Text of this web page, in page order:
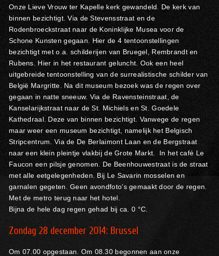
Onze Lieve Vrouw ter Kapelle kerk gewandeld. De kerk van
binnen bezichtigt. Via de Stevensstraat en de
Rodenbroeckstraat naar de Koninklijke Musea voor de
Schone Kunsten gegaan. Hier de 4 tentoonstellingen
bezichtigt met o.a. schilderijen van Bruegel, Rembrandt en
Rubens. Hier in het restaurant geluncht. Ook een heel
uitgebreide tentoonstelling van de surrealistische schilder van
België Margritte. Na dit museum bezoek was de regen over
gegaan in natte sneeuw. Via de Ravensteinstraat, de
Kanselarijkstraat naar de St. Michiels en St. Goedele
Kathedraal. Deze van binnen bezichtigt. Vanwege de regen
maar weer een museum bezichtigt, namelijk het Belgisch
Stripcentrum. Via de De Berlaimont Laan en de Bergstraat
naar een klein pleintje vlakbij de Grote Markt. In het café Le
Faucon een pilsje genomen. De Beenhouwestraat is de straat
met alle eetgelegenheden. Bij Le Savarin mosselen en
garnalen gegeten. Geen avondfoto’s gemaakt door de regen.
Met de metro terug naar het hotel.
Bijna de hele dag regen gehad bij ca. 0 °C.
Zondag 28 december 2014: Brussel
Om 07.00 opgestaan. Om 08.30 begonnen aan onze